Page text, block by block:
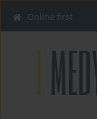
Online first